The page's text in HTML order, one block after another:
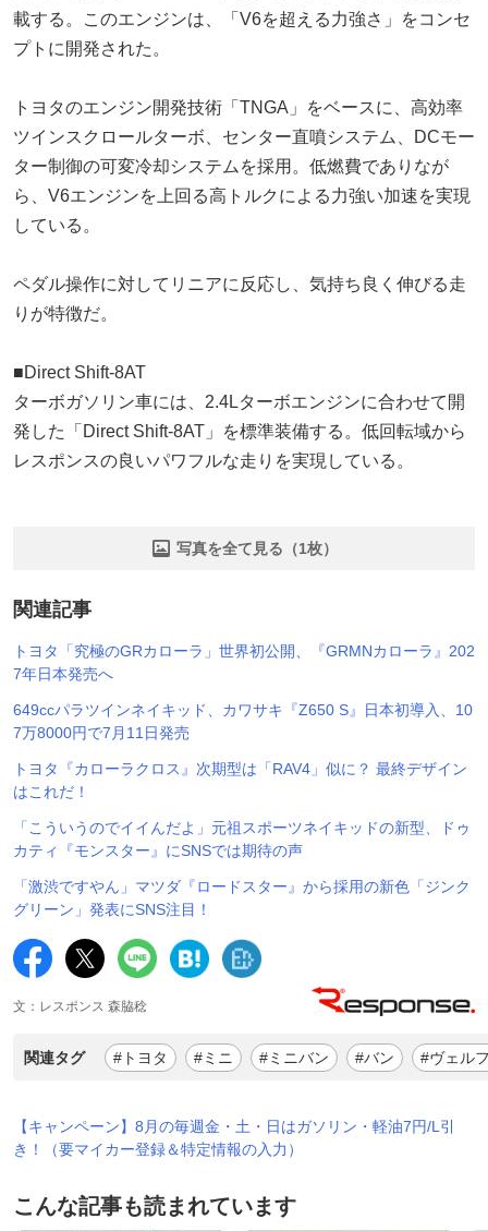
載する。このエンジンは、「V6を超える力強さ」をコンセ
プトに開発された。
トヨタのエンジン開発技術「TNGA」をベースに、高効率
ツインスクロールターボ、センター直噴システム、DCモー
ター制御の可変冷却システムを採用。低燃費でありなが
ら、V6エンジンを上回る高トルクによる力強い加速を実現
している。
ペダル操作に対してリニアに反応し、気持ち良く伸びる走
りが特徴だ。
■Direct Shift-8AT
ターボガソリン車には、2.4Lターボエンジンに合わせて開
発した「Direct Shift-8AT」を標準装備する。低回転域から
レスポンスの良いパワフルな走りを実現している。
写真を全て見る（1枚）
関連記事
トヨタ「究極のGRカローラ」世界初公開、『GRMNカローラ』202
7年日本発売へ
649ccパラツインネイキッド、カワサキ『Z650 S』日本初導入、10
7万8000円で7月11日発売
トヨタ『カローラクロス』次期型は「RAV4」似に？ 最終デザイン
はこれだ！
「こういうのでイイんだよ」元祖スポーツネイキッドの新型、ドゥ
カティ『モンスター』にSNSでは期待の声
「激渋ですやん」マツダ『ロードスター』から採用の新色「ジンク
グリーン」発表にSNS注目！
文：レスポンス 森脇稔
関連タグ #トヨタ #ミニ #ミニバン #バン #ヴェル
【キャンペーン】8月の毎週金・土・日はガソリン・軽油7円/L引
き！（要マイカー登録＆特定情報の入力）
こんな記事も読まれています